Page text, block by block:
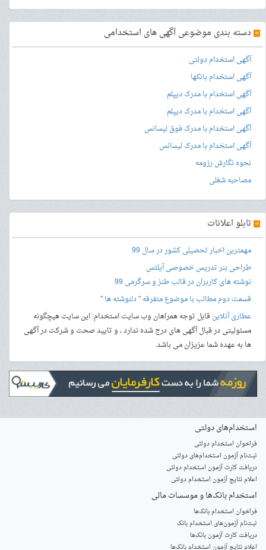
» دسته بندی موضوعی آگهی های استخدامی
آگهی استخدام دولتی
آگهی استخدام بانکها
آگهی استخدام با مدرک دیپلم
آگهی استخدام با مدرک دیپلم
آگهی استخدام با مدرک فوق لیسانس
آگهی استخدام با مدرک لیسانس
نحوه نگارش رزومه
مصاحبه شغلی
» تابلو اعلانات
مهمترین اخبار تحصیلی کشور در سال 99
طراحی بنرتدریس خصوصی آیلتس
نوشته های کاربران در قالب طنز و سرگرمی 99
قسمت دوم مطالب با موضوع متفرقه " دلنوشته ها "
عطاری آنلاینقابل توجه همراهان وب سایت استخدام: این سایت هیچگونه
مسئولیتی در قبال آگهی های درج شده ندارد ، و تایید صحت و شرکت در آگهی
ها به عهده شما عزیزان می باشد.
استخدام‌های دولتی
فراخوان استخدام دولتی
ثبت‌نام آزمون‌ استخدام‌های دولتی
دریافت کارت آزمون استخدام دولتی
اعلام نتایج آزمون استخدام دولتی
استخدام‌ بانک‌ها و موسسات مالی
فراخوان استخدام بانک‌ها
‌ثبت‌نام آزمون‌های استخدام بانک
دریافت کارت آزمون بانک‌ها
اعلام نتایج آزمون استخدام بانک‌ها